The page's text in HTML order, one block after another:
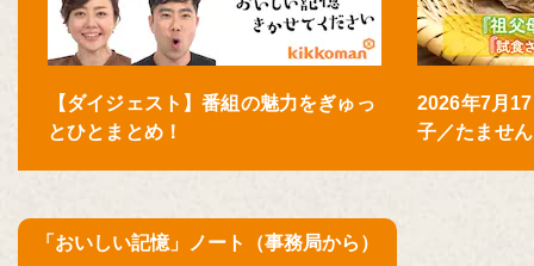
【ダイジェスト】番組の魅力をぎゅっ
とひとまとめ！
2026年7月
子／たませ
「おいしい記憶」ノート（事務局から）